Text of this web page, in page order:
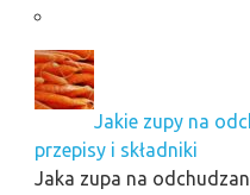
Jakie zupy na
przepisy i składniki
Jaka zupa na